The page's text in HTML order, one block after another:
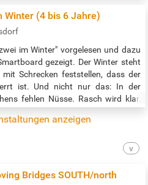
und Sozial-Geschichte. …
Winter (4 bis 6 Jahre)
im Winter" vorgelesen und dazu
gezeigt. Der Winter steht
Schrecken feststellen, dass der
ist. Und nicht nur das: In der
fehlen Nüsse. Rasch wird klar,
und Betrüger! Oder haben sie es
anzeigen
Bridges SOUTH/north